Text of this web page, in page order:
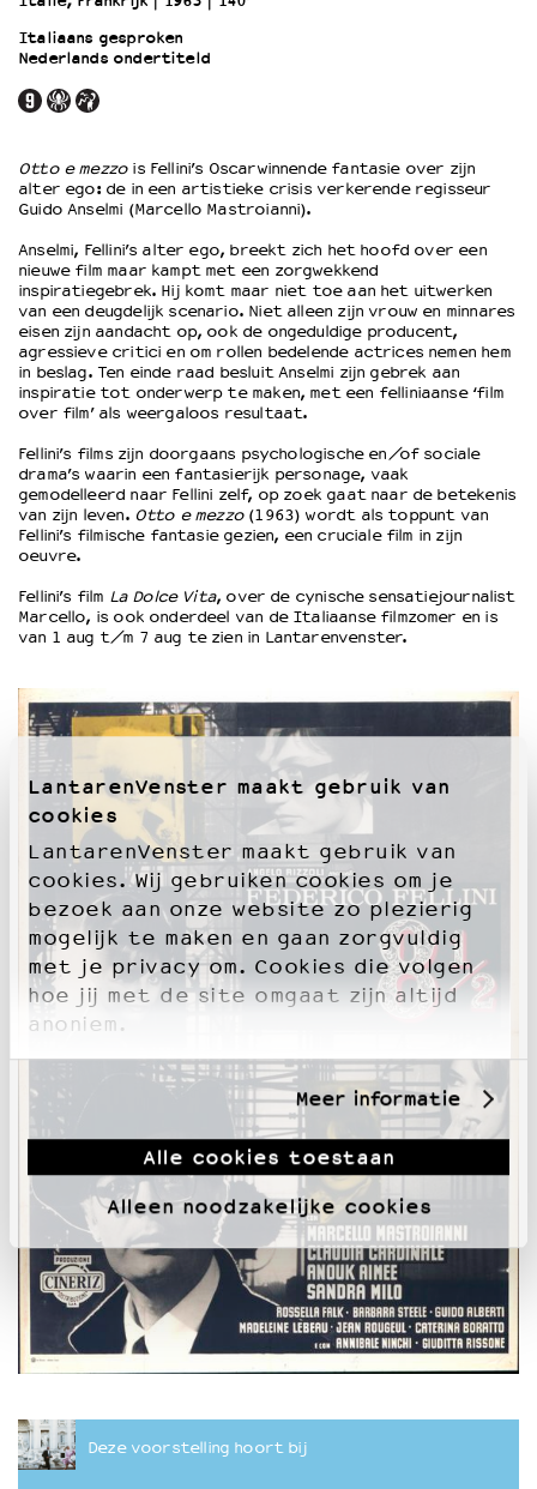
LantarenVenster maakt gebruik van
cookies
LantarenVenster maakt gebruik van
cookies. Wij gebruiken cookies om je
bezoek aan onze website zo plezierig
mogelijk te maken en gaan zorgvuldig
met je privacy om. Cookies die volgen
hoe jij met de site omgaat zijn altijd
anoniem.
Meer informatie
Alle cookies toestaan
Alleen noodzakelijke cookies
OVER LANTARENVENSTER
Wat we doen
Word vriend
Historie
Huisregels
Privacyverklaring
Integriteits- en gedragscode
Duurzaamheid
Culturele boycot Israël
Ruimte voor artistieke vrijheid – VNPF
Italiaans gesproken
Nederlands ondertiteld
Otto e mezzois Fellini’s Oscarwinnende fantasie over zijn
alter ego: de in een artistieke crisis verkerende regisseur
Guido Anselmi (Marcello Mastroianni).
Anselmi, Fellini’s alter ego, breekt zich het hoofd over een
nieuwe film maar kampt met een zorgwekkend
inspiratiegebrek. Hij komt maar niet toe aan het uitwerken
van een deugdelijk scenario. Niet alleen zijn vrouw en minnares
eisen zijn aandacht op, ook de ongeduldige producent,
agressieve critici en om rollen bedelende actrices nemen hem
in beslag. Ten einde raad besluit Anselmi zijn gebrek aan
inspiratie tot onderwerp te maken, met een felliniaanse ‘film
over film’ als weergaloos resultaat.
Fellini’s films zijn doorgaans psychologische en/of sociale
drama’s waarin een fantasierijk personage, vaak
gemodelleerd naar Fellini zelf, op zoek gaat naar de betekenis
van zijn leven. Otto e mezzo(1963) wordt als toppunt van
Fellini’s filmische fantasie gezien, een cruciale film in zijn
oeuvre.
Fellini’s film La Dolce Vita, over de cynische sensatiejournalist
Marcello, is ook onderdeel van de Italiaanse filmzomer en is
van 1 aug t/m 7 aug te zien in Lantarenvenster.
Deze voorstelling hoort bij